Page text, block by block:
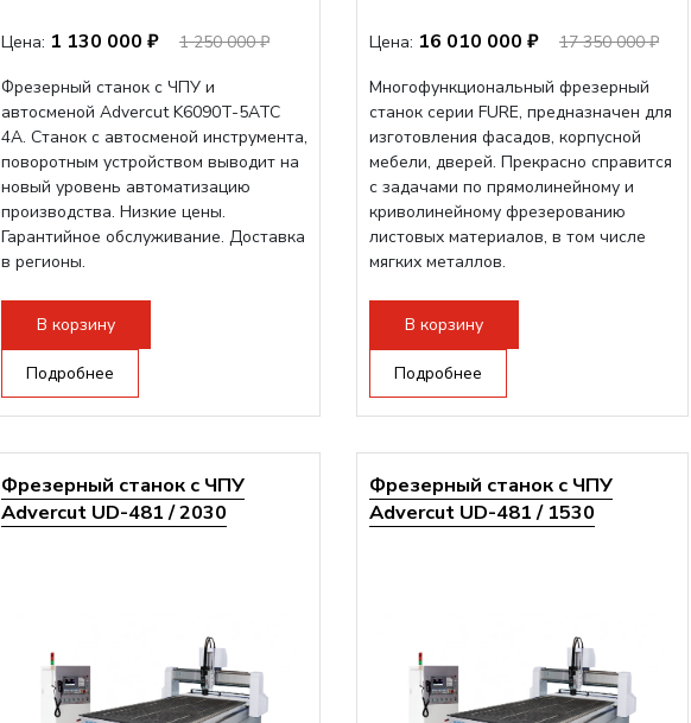
Цена: 1 130 000 ₽
1 250 000 ₽
Фрезерный станок с ЧПУ и
автосменой Advercut K6090T-5ATC
4A. Станок с автосменой инструмента,
поворотным устройством выводит на
новый уровень автоматизацию
производства. Низкие цены.
Гарантийное обслуживание. Доставка
в регионы.
В корзину
Подробнее
Цена: 16 010 000 ₽
17 350 000 ₽
Многофункциональный фрезерный
станок серии FURE, предназначен для
изготовления фасадов, корпусной
мебели, дверей. Прекрасно справится
с задачами по прямолинейному и
криволинейному фрезерованию
листовых материалов, в том числе
мягких металлов.
В корзину
Подробнее
Фрезерный станок с ЧПУ
Advercut UD-481 / 2030
Фрезерный станок с ЧПУ
Advercut UD-481 / 1530